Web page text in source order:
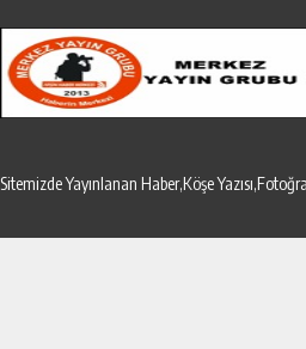
Sitemizde Yayınlanan Haber,Köşe